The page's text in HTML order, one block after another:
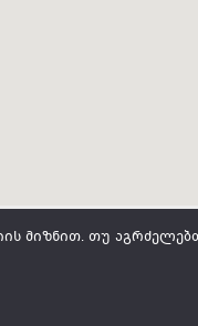
მიზნით. თუ